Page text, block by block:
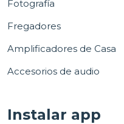
Fotografía
Fregadores
Amplificadores de Casa
Accesorios de audio
Instalar app